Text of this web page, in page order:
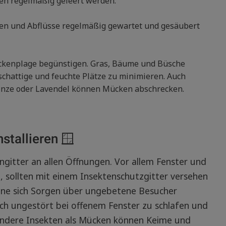
und Abflüsse regelmäßig gewartet und gesäubert
begünstigen. Gras, Bäume und Büsche
und feuchte Plätze zu minimieren. Auch
oder Lavendel können Mücken abschrecken.
🪟
an allen Öffnungen. Vor allem Fenster und
mit einem Insektenschutzgitter versehen
sich Sorgen über ungebetene Besucher
ungestört bei offenem Fenster zu schlafen und
Insekten als Mücken können Keime und